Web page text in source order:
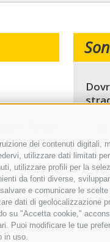
dei contenuti digitali,
utilizzare dati limitati
utilizzare profili per la
da fonti diverse,
e comunicare le
dati di geolocalizzazione
su "Accetta cookie,"
Puoi modificare le tue
in uso.
ANNUNCIO
no